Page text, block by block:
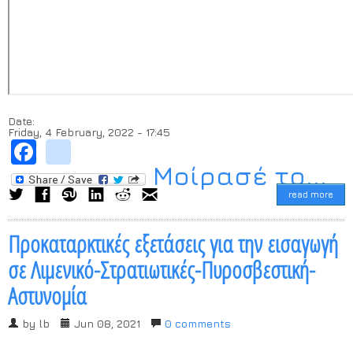
Date:
Friday, 4 February, 2022 - 17:45
Μοίρασέ το...
read more
Προκαταρκτικές εξετάσεις για την εισαγωγή
σε Λιμενικό-Στρατιωτικές-Πυροσβεστική-
Αστυνομία
by lb Jun 08, 2021
0 comments